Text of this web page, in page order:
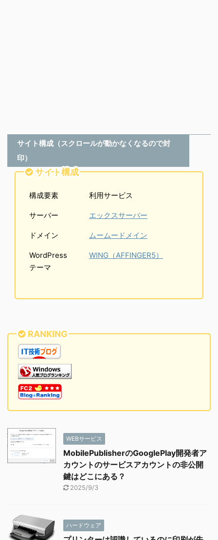
サイト構成（スクロールが動かなくなるので封
印）
サイト構成
構成要素 利用サービス
サーバー エックスサーバー
ドメイン ムームードメイン
WordPress
テーマ
WING（AFFINGER5）
RANKING
WEBサービス
MobilePublisherのGooglePlay開発者ア
カウントのサービスアカウントの非公開
鍵はどこにある？
2025/9/3
ハードウェア